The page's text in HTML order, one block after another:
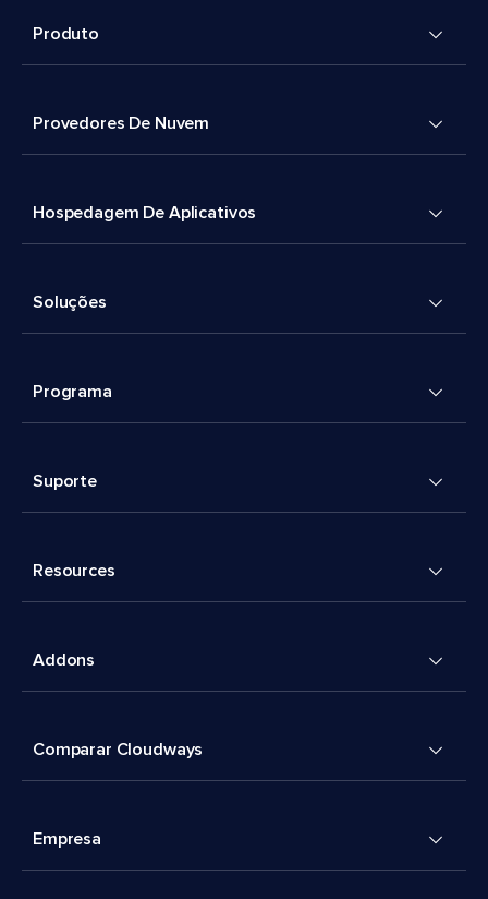
Produto
Provedores De Nuvem
Hospedagem De Aplicativos
Soluções
Programa
Suporte
Resources
Addons
Comparar Cloudways
Empresa